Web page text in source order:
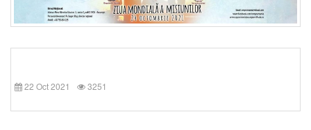
22 Oct 2021 3251